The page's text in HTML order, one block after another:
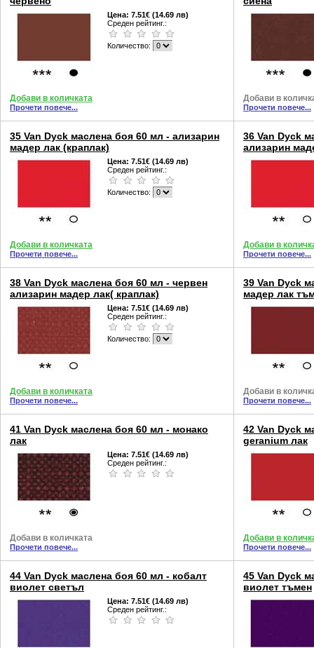
Цена: 7.51€ (14.69 лв)
Среден рейтинг.:
Количество:
Добави в количката
Прочети повече...
Добави в
Прочети повече...
35 Van Dyck маслена боя 60 мл - ализарин
мадер лак (краплак)
Цена: 7.51€ (14.69 лв)
Среден рейтинг.:
Количество:
Добави в количката
Прочети повече...
36 Van Dyck
ализарин
Добави в
Прочети повече...
38 Van Dyck маслена боя 60 мл - червен
ализарин мадер лак( краплак)
Цена: 7.51€ (14.69 лв)
Среден рейтинг.:
Количество:
Добави в количката
Прочети повече...
39 Van Dyck
мадер лак
Добави в
Прочети повече...
41 Van Dyck маслена боя 60 мл - монако
лак
Цена: 7.51€ (14.69 лв)
Среден рейтинг.:
Добави в количката
Прочети повече...
42 Van Dyck
geranium лак
Добави в
Прочети повече...
44 Van Dyck маслена боя 60 мл - кобалт
виолет светъл
Цена: 7.51€ (14.69 лв)
Среден рейтинг.:
45 Van Dyck
виолет тъмен